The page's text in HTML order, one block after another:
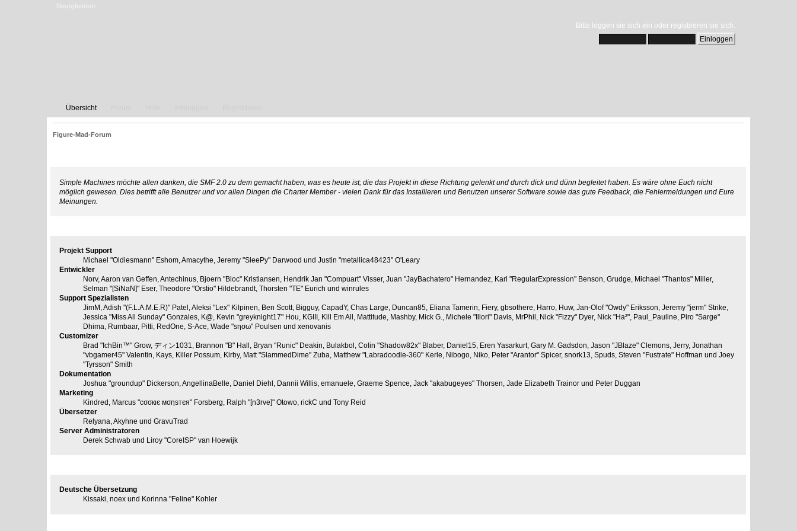
Bitte loggen sie sich ein oder registrieren sie sich
Übersicht
Figure-Mad-Forum
Simple Machines möchte allen danken, die SMF 2.0 zu dem gemacht haben, was es heute ist; die das Projekt in diese Richtung gelenkt und durch dick und dünn begleitet haben. Es wäre ohne Euch nicht
möglich gewesen. Dies betrifft alle Benutzer und vor allen Dingen die Charter Member - vielen Dank für das Installieren und Benutzen unserer Software sowie das gute Feedback, die Fehlermeldungen und Eure
Meinungen.
Projekt Support
Michael "Oldiesmann" Eshom, Amacythe, Jeremy "SleePy" Darwood und Justin "metallica48423" O'Leary
Entwickler
Norv, Aaron van Geffen, Antechinus, Bjoern "Bloc" Kristiansen, Hendrik Jan "Compuart" Visser, Juan "JayBachatero" Hernandez, Karl "RegularExpression" Benson, Grudge, Michael "Thantos" Miller,
Selman "[SiNaN]" Eser, Theodore "Orstio" Hildebrandt, Thorsten "TE" Eurich und winrules
Support Spezialisten
JimM, Adish "(F.L.A.M.E.R)" Patel, Aleksi "Lex" Kilpinen, Ben Scott, Bigguy, CapadY, Chas Large, Duncan85, Eliana Tamerin, Fiery, gbsothere, Harro, Huw, Jan-Olof "Owdy" Eriksson, Jeremy "jerm" Strike,
Jessica "Miss All Sunday" Gonzales, K@, Kevin "greyknight17" Hou, KGIII, Kill Em All, Mattitude, Mashby, Mick G., Michele "Illori" Davis, MrPhil, Nick "Fizzy" Dyer, Nick "Ha²", Paul_Pauline, Piro "Sarge"
Dhima, Rumbaar, Pitti, RedOne, S-Ace, Wade "sησω" Poulsen und xenovanis
Customizer
Brad "IchBin™" Grow, ディン1031, Brannon "B" Hall, Bryan "Runic" Deakin, Bulakbol, Colin "Shadow82x" Blaber, Daniel15, Eren Yasarkurt, Gary M. Gadsdon, Jason "JBlaze" Clemons, Jerry, Jonathan
"vbgamer45" Valentin, Kays, Killer Possum, Kirby, Matt "SlammedDime" Zuba, Matthew "Labradoodle-360" Kerle, Nibogo, Niko, Peter "Arantor" Spicer, snork13, Spuds, Steven "Fustrate" Hoffman und Joey
"Tyrsson" Smith
Dokumentation
Joshua "groundup" Dickerson, AngellinaBelle, Daniel Diehl, Dannii Willis, emanuele, Graeme Spence, Jack "akabugeyes" Thorsen, Jade Elizabeth Trainor und Peter Duggan
Marketing
Kindred, Marcus "cσσкιє мσηѕтєя" Forsberg, Ralph "[n3rve]" Otowo, rickC und Tony Reid
Übersetzer
Relyana, Akyhne und GravuTrad
Server Administratoren
Derek Schwab und Liroy "CoreISP" van Hoewijk
Deutsche Übersetzung
Kissaki, noex und Korinna "Feline" Kohler